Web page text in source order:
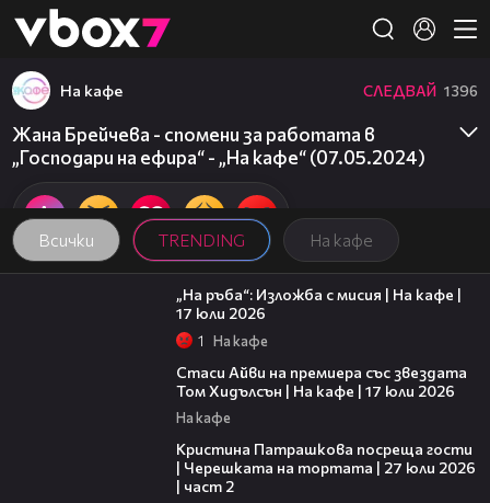
👾
Всички TRENDING На кафе
На кафе СЛЕДВАЙ 1396
Жана Брейчева - спомени за работата в
„Господари на ефира“ - „На кафе“ (07.05.2024)
09:09
„На ръба“: Изложба с мисия | На кафе |
17 юли 2026
1 На кафе
Стаси Айви на премиера със звездата
Том Хидълсън | На кафе | 17 юли 2026
На кафе
Кристина Патрашкова посреща гости
| Черешката на тортата | 27 юли 2026
| част 2